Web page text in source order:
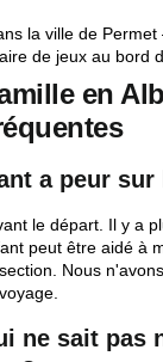
la ville de Permet
de jeux au bord
en
a peur
le départ. Il y a
peut être aidé à
Nous
ne sait pas